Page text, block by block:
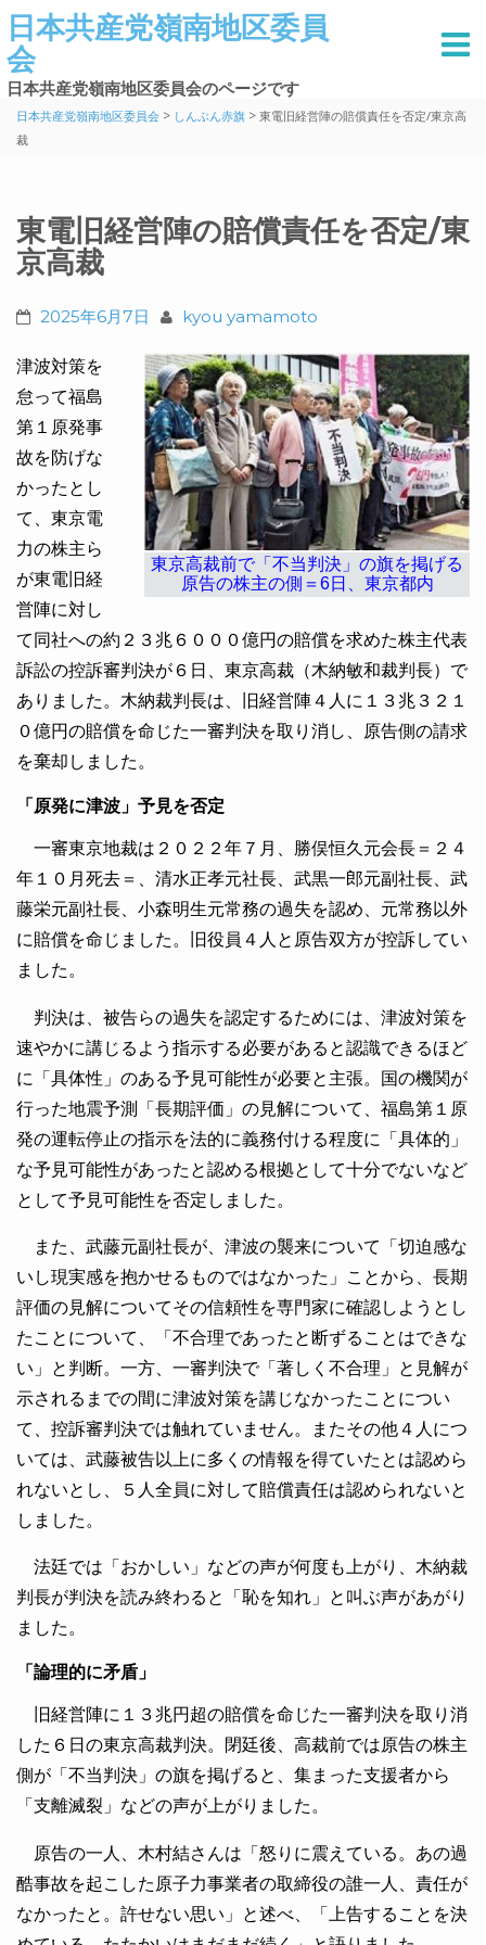
日本共産党嶺南地区委員
会
日本共産党嶺南地区委員会のページです
日本共産党嶺南地区委員会 > しんぶん赤旗 > 東電旧経営陣の賠償責任を否定/東京高
裁
東電旧経営陣の賠償責任を否定/東
京高裁
2025年6月7日 kyou yamamoto
東京高裁前で「不当判決」の旗を掲げる
原告の株主の側＝6日、東京都内
津波対策を
怠って福島
第１原発事
故を防げな
かったとし
て、東京電
力の株主ら
が東電旧経
営陣に対し
て同社への約２３兆６０００億円の賠償を求めた株主代表
訴訟の控訴審判決が６日、東京高裁（木納敏和裁判長）で
ありました。木納裁判長は、旧経営陣４人に１３兆３２１
０億円の賠償を命じた一審判決を取り消し、原告側の請求
を棄却しました。
「原発に津波」予見を否定
一審東京地裁は２０２２年７月、勝俣恒久元会長＝２４
年１０月死去＝、清水正孝元社長、武黒一郎元副社長、武
藤栄元副社長、小森明生元常務の過失を認め、元常務以外
に賠償を命じました。旧役員４人と原告双方が控訴してい
ました。
判決は、被告らの過失を認定するためには、津波対策を
速やかに講じるよう指示する必要があると認識できるほど
に「具体性」のある予見可能性が必要と主張。国の機関が
行った地震予測「長期評価」の見解について、福島第１原
発の運転停止の指示を法的に義務付ける程度に「具体的」
な予見可能性があったと認める根拠として十分でないなど
として予見可能性を否定しました。
また、武藤元副社長が、津波の襲来について「切迫感な
いし現実感を抱かせるものではなかった」ことから、長期
評価の見解についてその信頼性を専門家に確認しようとし
たことについて、「不合理であったと断ずることはできな
い」と判断。一方、一審判決で「著しく不合理」と見解が
示されるまでの間に津波対策を講じなかったことについ
て、控訴審判決では触れていません。またその他４人につ
いては、武藤被告以上に多くの情報を得ていたとは認めら
れないとし、５人全員に対して賠償責任は認められないと
しました。
法廷では「おかしい」などの声が何度も上がり、木納裁
判長が判決を読み終わると「恥を知れ」と叫ぶ声があがり
ました。
「論理的に矛盾」
旧経営陣に１３兆円超の賠償を命じた一審判決を取り消
した６日の東京高裁判決。閉廷後、高裁前では原告の株主
側が「不当判決」の旗を掲げると、集まった支援者から
「支離滅裂」などの声が上がりました。
原告の一人、木村結さんは「怒りに震えている。あの過
酷事故を起こした原子力事業者の取締役の誰一人、責任が
なかったと。許せない思い」と述べ、「上告することを決